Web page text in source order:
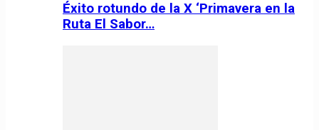
Éxito rotundo de la X ‘Primavera en la
Ruta El Sabor…